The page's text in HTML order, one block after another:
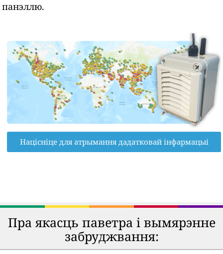
панэллю.
Націсніце для атрымання дадатковай інфармацыі
Пра якасць паветра і вымярэнне
забруджвання: